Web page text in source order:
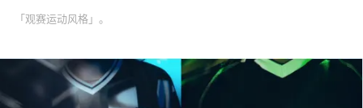
「观赛运动风格」‌。